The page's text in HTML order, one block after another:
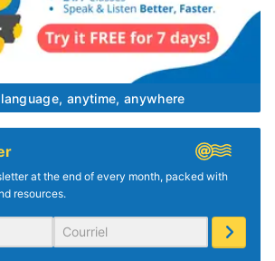
anytime, anywhere
at the end of every month, packed with
resources.